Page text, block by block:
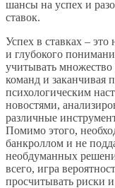
шансы на успех и
ставок.
Успех в ставках – это
и глубокого
учитывать
команд и заканчивая
психологическим
новостями,
различные
Помимо этого,
банкроллом и не
необдуманных
всего, игра
просчитывать риски